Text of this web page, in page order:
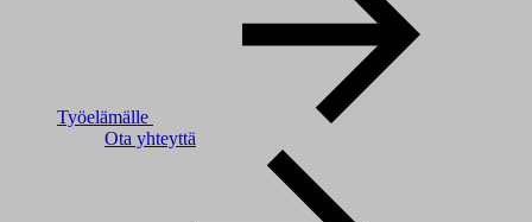
Työelämälle
Ota yhteyttä